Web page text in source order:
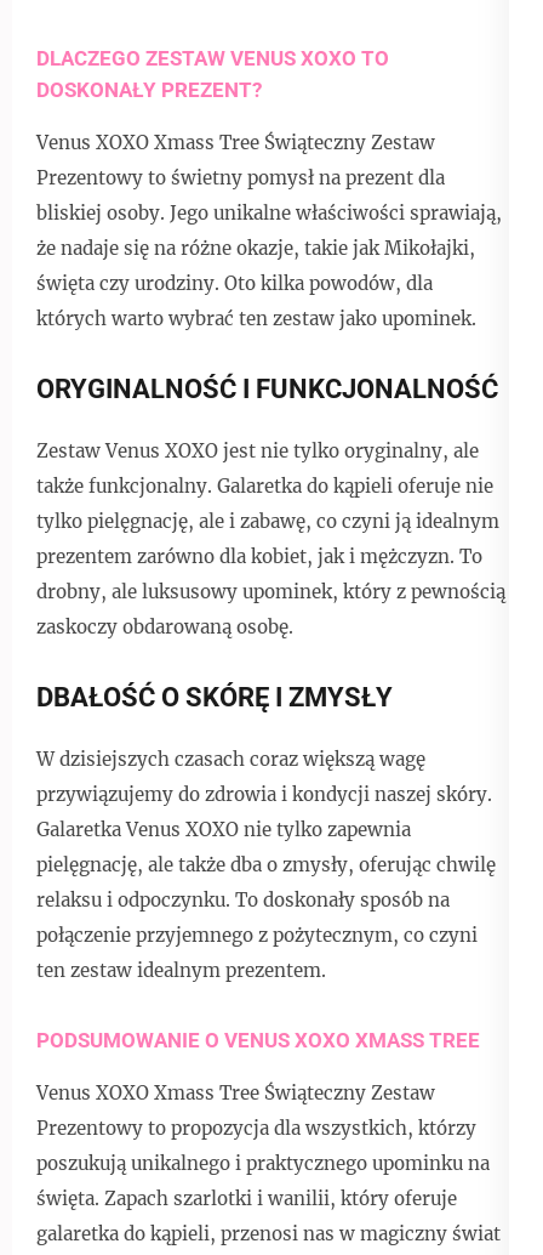
DLACZEGO ZESTAW VENUS XOXO TO
DOSKONAŁY PREZENT?
Venus XOXO Xmass Tree Świąteczny Zestaw
Prezentowy to świetny pomysł na prezent dla
bliskiej osoby. Jego unikalne właściwości sprawiają,
że nadaje się na różne okazje, takie jak Mikołajki,
święta czy urodziny. Oto kilka powodów, dla
których warto wybrać ten zestaw jako upominek.
ORYGINALNOŚĆ I FUNKCJONALNOŚĆ
Zestaw Venus XOXO jest nie tylko oryginalny, ale
także funkcjonalny. Galaretka do kąpieli oferuje nie
tylko pielęgnację, ale i zabawę, co czyni ją idealnym
prezentem zarówno dla kobiet, jak i mężczyzn. To
drobny, ale luksusowy upominek, który z pewnością
zaskoczy obdarowaną osobę.
DBAŁOŚĆ O SKÓRĘ I ZMYSŁY
W dzisiejszych czasach coraz większą wagę
przywiązujemy do zdrowia i kondycji naszej skóry.
Galaretka Venus XOXO nie tylko zapewnia
pielęgnację, ale także dba o zmysły, oferując chwilę
relaksu i odpoczynku. To doskonały sposób na
połączenie przyjemnego z pożytecznym, co czyni
ten zestaw idealnym prezentem.
PODSUMOWANIE O VENUS XOXO XMASS TREE
Venus XOXO Xmass Tree Świąteczny Zestaw
Prezentowy to propozycja dla wszystkich, którzy
poszukują unikalnego i praktycznego upominku na
święta. Zapach szarlotki i wanilii, który oferuje
galaretka do kąpieli, przenosi nas w magiczny świat